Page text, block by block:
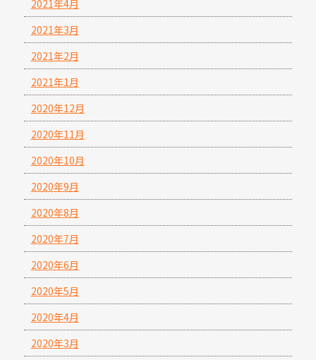
2021年4月
2021年3月
2021年2月
2021年1月
2020年12月
2020年11月
2020年10月
2020年9月
2020年8月
2020年7月
2020年6月
2020年5月
2020年4月
2020年3月